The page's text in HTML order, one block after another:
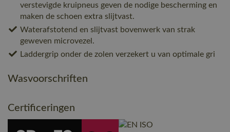
verstevigde kruipneus geven de nodige bescherming en
maken de schoen extra slijtvast.
Waterafstotend en slijtvast bovenwerk van strak
geweven microvezel.
Laddergrip onder de zolen verzekert u van optimale gri
Wasvoorschriften
Certificeringen